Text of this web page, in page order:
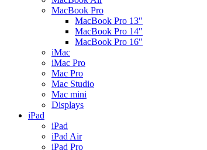
MacBook Pro
MacBook Pro 13″
MacBook Pro 14″
MacBook Pro 16″
iMac
iMac Pro
Mac Pro
Mac Studio
Mac mini
Displays
iPad
iPad
iPad Air
iPad Pro